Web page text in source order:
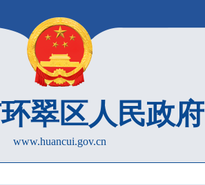
翠区人民政府
www.huancui.gov.cn